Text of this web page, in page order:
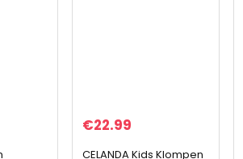
€22.99
CELANDA Kids Klompen